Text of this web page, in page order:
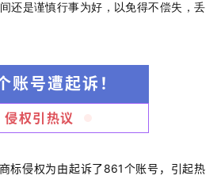
还是谨慎行事为好，以免得不偿失，丢
账号遭起诉！
侵权引热议
标侵权为由起诉了861个账号，引起热